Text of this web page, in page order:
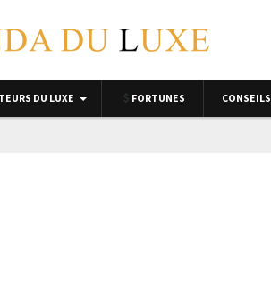
DU LUXE FORTUNES CONSEILS